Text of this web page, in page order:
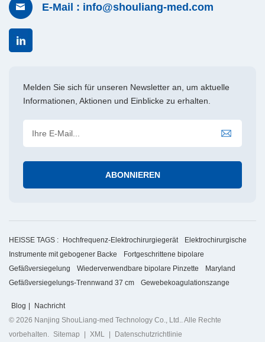
E-Mail : info@shouliang-med.com
Melden Sie sich für unseren Newsletter an, um aktuelle
Informationen, Aktionen und Einblicke zu erhalten.
HEISSE TAGS : Hochfrequenz-Elektrochirurgiegerät
Elektrochirurgische
Instrumente mit gebogener Backe
Fortgeschrittene bipolare
Gefäßversiegelung
Wiederverwendbare bipolare Pinzette
Maryland
Gefäßversiegelungs-Trennwand 37 cm
Gewebekoagulationszange
Blog |
Nachricht
© 2026 Nanjing ShouLiang-med Technology Co., Ltd.. Alle Rechte
vorbehalten.
Sitemap | XML | Datenschutzrichtlinie